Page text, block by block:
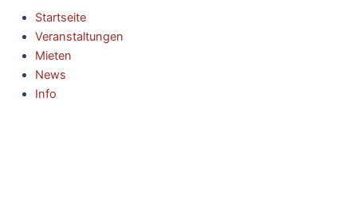
Startseite
Veranstaltungen
Mieten
News
Info